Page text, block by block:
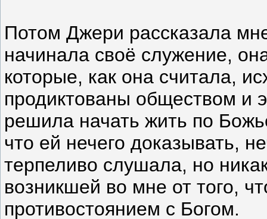
Потом Джери рассказала
начинала своё служение,
которые, как она считала,
продиктованы обществом и
решила начать жить по
что ей нечего доказывать,
терпеливо слушала, но
возникшей во мне от того,
противостоянием с Богом.